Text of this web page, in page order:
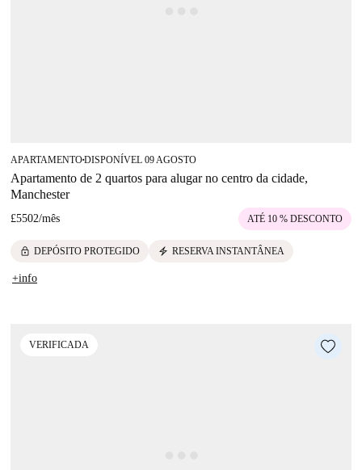
APARTAMENTO■DISPONÍVEL 09 AGOSTO
Apartamento de 2 quartos para alugar no centro da cidade,
Manchester
£5502/mês ATÉ 10 % DESCONTO
lock DEPÓSITO PROTEGIDO electric_bolt RESERVA INSTANTÂNEA
+info
VERIFICADA